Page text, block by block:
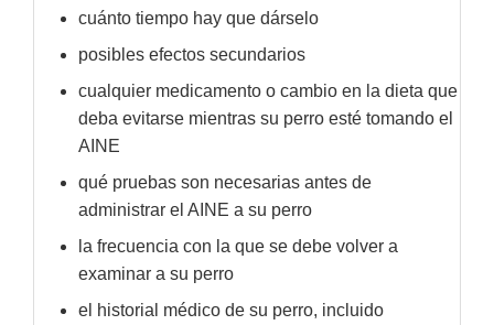
cuánto tiempo hay que dárselo
posibles efectos secundarios
cualquier medicamento o cambio en la dieta que
deba evitarse mientras su perro esté tomando el
AINE
qué pruebas son necesarias antes de
administrar el AINE a su perro
la frecuencia con la que se debe volver a
examinar a su perro
el historial médico de su perro, incluido